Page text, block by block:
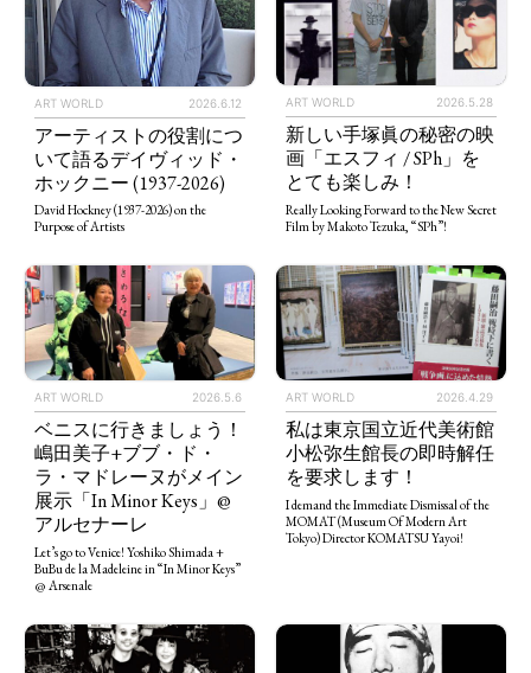
ART WORLD 2026.6.12
アーティストの役割につ
いて語るデイヴィッド・
ホックニー (1937-2026)
David Hockney (1937-2026) on the
Purpose of Artists
ART WORLD 2026.5.28
新しい手塚眞の秘密の映
画「エスフィ / SPh」を
とても楽しみ！
Really Looking Forward to the New Secret
Film by Makoto Tezuka, “SPh”!
ART WORLD 2026.5.6
ベニスに行きましょう！
嶋田美子+ブブ・ド・
ラ・マドレーヌがメイン
展示「In Minor Keys」@
アルセナーレ
Let’s go to Venice! Yoshiko Shimada +
BuBu de la Madeleine in “In Minor Keys”
@ Arsenale
ART WORLD 2026.4.29
私は東京国立近代美術館
小松弥生館長の即時解任
を要求します！
I demand the Immediate Dismissal of the
MOMAT (Museum Of Modern Art
Tokyo) Director KOMATSU Yayoi!